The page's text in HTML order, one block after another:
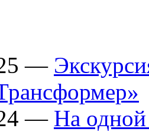
—
— На одной